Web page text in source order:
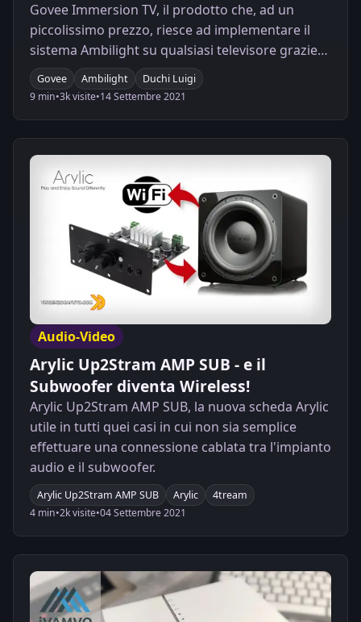
Govee Immersion TV, il prodotto che, ad un
piccolissimo prezzo, riesce ad implementare il
sistema Ambilight su qualsiasi televisore grazie
all'uso di una piccolissima telecamera che
analizza in tempo reale il video riprodotto
Govee Ambilight
Duchi Luigi
9 min•3k visite•14 Settembre 2021
Audio-Video
Arylic Up2Stram AMP SUB - e il
Subwoofer diventa Wireless!
Arylic Up2Stram AMP SUB, la nuova scheda Arylic
utile in tutti quei casi in cui non sia semplice
effettuare una connessione cablata tra l'impianto
audio e il subwoofer.
Arylic Up2Stram AMP SUB Arylic
4tream
4 min•2k visite•04 Settembre 2021